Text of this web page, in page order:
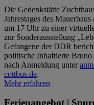
Die Gedenkstätte
Jahrestages des
um 17 Uhr zu einer
zur Sonderausstellung
Gefangene der DDR
politische Inhaftierte
nach Anmeldung unter
cottbus.de.
Mehr erfahren